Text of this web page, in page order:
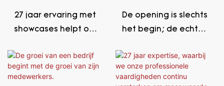
27 jaar ervaring met
showcases helpt ons
wat high-end klanten
echt belangrijk
De opening is slechts
het begin; de echte
showcase komt in de
komende 10 jaar.